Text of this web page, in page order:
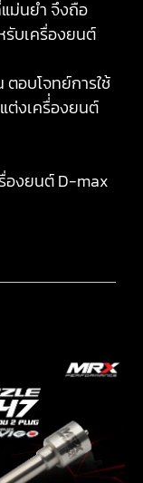
ม่นยำ จึงถือ
รับเครื่องยนต์
อบโจทย์การใช้
ต่งเครื่่องยนต์
องยนต์ D-max